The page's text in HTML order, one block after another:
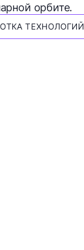
орбите.
ТЕХНОЛОГИЙ